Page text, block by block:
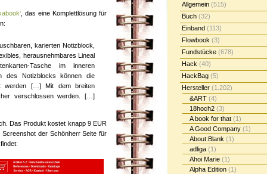
Allgemein (515)
Buch (32)
Einband (113)
Flowbook (3)
Fundstücke (678)
Hack (40)
HackBag (5)
Hersteller (1.202)
&ART (4)
18hoch2 (3)
A book for that (1)
A Good Company (1)
About:Blank (1)
adliga (1)
Ahoi Marie (1)
Alpha Edition (1)
, das eine Komplettlösung für
karierten Notizblock,
herausnehmbares Lineal
Tasche im inneren
des Notizblocks können die
werden […] Mit dem breiten
verschlossen werden. […]
Das Produkt kostet knapp 9 EUR
der Schönherr Seite für